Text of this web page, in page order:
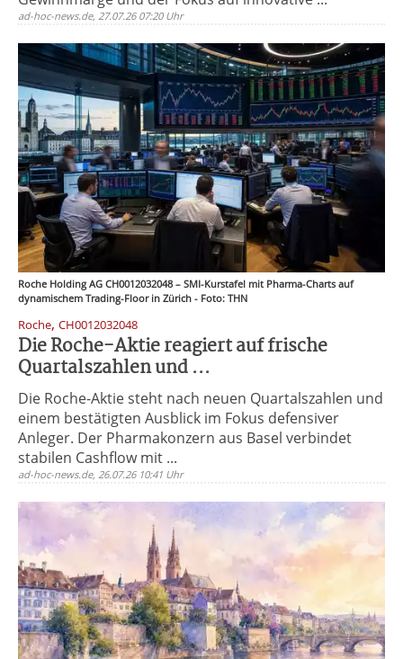
ad-hoc-news.de, 27.07.26 07:20 Uhr
Roche Holding AG CH0012032048 – SMI-Kurstafel mit Pharma-Charts auf
dynamischem Trading-Floor in Zürich - Foto: THN
Roche, CH0012032048
Die Roche-Aktie reagiert auf frische
Quartalszahlen und ...
Die Roche-Aktie steht nach neuen Quartalszahlen und
einem bestätigten Ausblick im Fokus defensiver
Anleger. Der Pharmakonzern aus Basel verbindet
stabilen Cashflow mit ...
ad-hoc-news.de, 26.07.26 10:41 Uhr